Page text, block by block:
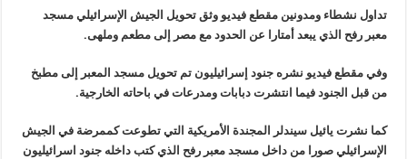
تداول نشطاء ومدونين مقطع فيديو وثق تحويل الجيش الإسرائيلي مسجد
معبر رفح الذي يبعد أمتارا عن الحدود مع مصر إلى مطعم وملهى.
وفي مقطع فيديو نشره جنود إسرائيليون تم تحويل مسجد المعبر إلى مطبخ
من قبل الجنود فيما انتشرت دبابات ومدرعات في باحاته الخارجية.
كما نشرت يائيل سيندلر المجندة الأمريكية التي تطوعت كممرضة في الجيش
الإسرائيلي صورا من داخل مسجد معبر رفح الذي كتب داخله جنود اسرائيليون